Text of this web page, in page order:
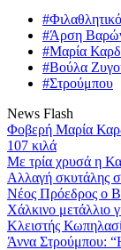
#Άρση
#Μαρία
#Βούλα
#Στρούμπου
News Flash
Φοβερή Μαρία
107 κιλά
Με τρία χρυσά η
Αλλαγή σκυτάλης
Νέος Πρόεδρος ο
Χάλκινο μετάλλιο
Κλειστής
Άννα Στρούμπου: